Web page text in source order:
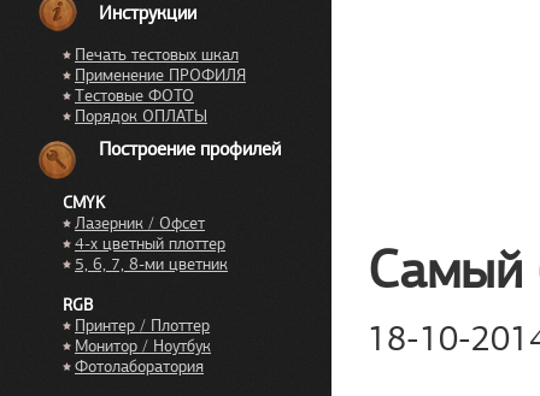
Инструкции
Печать тестовых шкал
Применение ПРОФИЛЯ
Тестовые ФОТО
Порядок ОПЛАТЫ
Построение профилей
CMYK
Лазерник / Офсет
4-х цветный плоттер
5, 6, 7, 8-ми цветник
RGB
Принтер / Плоттер
Монитор / Ноутбук
Фотолаборатория
Самый
18-10-